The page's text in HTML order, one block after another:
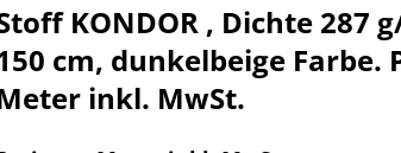
KONDOR , Dichte 287
cm, dunkelbeige Farbe.
inkl. MwSt.